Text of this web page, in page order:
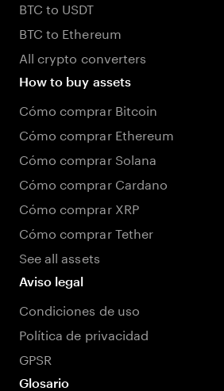
BTC to USDT
BTC to Ethereum
All crypto converters
How to buy assets
Cómo comprar Bitcoin
Cómo comprar Ethereum
Cómo comprar Solana
Cómo comprar Cardano
Cómo comprar XRP
Cómo comprar Tether
See all assets
Aviso legal
Condiciones de uso
Política de privacidad
GPSR
Glosario